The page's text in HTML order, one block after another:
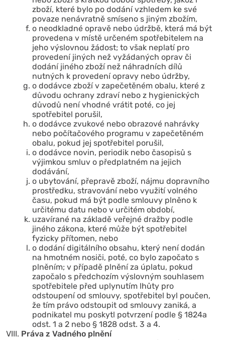
zboží, které bylo po dodání vzhledem ke své
povaze nenávratně smíseno s jiným zbožím,
o neodkladné opravě nebo údržbě, která má být
provedena v místě určeném spotřebitelem na
jeho výslovnou žádost; to však neplatí pro
provedení jiných než vyžádaných oprav či
dodání jiného zboží než náhradních dílů
nutných k provedení opravy nebo údržby,
o dodávce zboží v zapečetěném obalu, které z
důvodu ochrany zdraví nebo z hygienických
důvodů není vhodné vrátit poté, co jej
spotřebitel porušil,
o dodávce zvukové nebo obrazové nahrávky
nebo počítačového programu v zapečetěném
obalu, pokud jej spotřebitel porušil,
o dodávce novin, periodik nebo časopisů s
výjimkou smluv o předplatném na jejich
dodávání,
o ubytování, přepravě zboží, nájmu dopravního
prostředku, stravování nebo využití volného
času, pokud má být podle smlouvy plněno k
určitému datu nebo v určitém období,
uzavírané na základě veřejné dražby podle
jiného zákona, které může být spotřebitel
fyzicky přítomen, nebo
o dodání digitálního obsahu, který není dodán
na hmotném nosiči, poté, co bylo započato s
plněním; v případě plnění za úplatu, pokud
započalo s předchozím výslovným souhlasem
spotřebitele před uplynutím lhůty pro
odstoupení od smlouvy, spotřebitel byl poučen,
že tím právo odstoupit od smlouvy zaniká, a
podnikatel mu poskytl potvrzení podle § 1824a
odst. 1 a 2 nebo § 1828 odst. 3 a 4.
Práva z Vadného plnění